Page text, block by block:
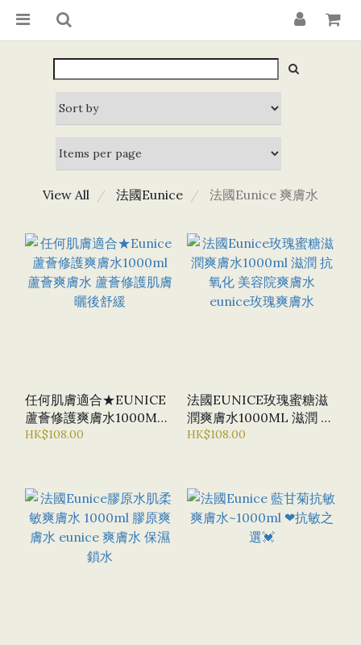
View All 法國Eunice 法國Eunice 爽膚水
任何肌膚適合★EUNICE
蘆薈修護爽膚水1000ML
蘆薈爽膚水 蘆薈修護肌膚
HK$108.00
法國EUNICE玫瑰蜜糖滋
潤爽膚水1000ML 滋潤 抗
氧化 美容院爽膚水
HK$108.00